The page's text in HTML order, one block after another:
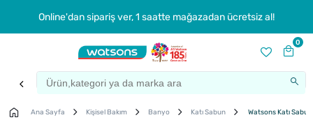
Online'dan sipariş ver, 1 saatte mağazadan ücretsiz al!
0
Ana Sayfa Kişisel Bakım Banyo Katı Sabun Watsons Katı